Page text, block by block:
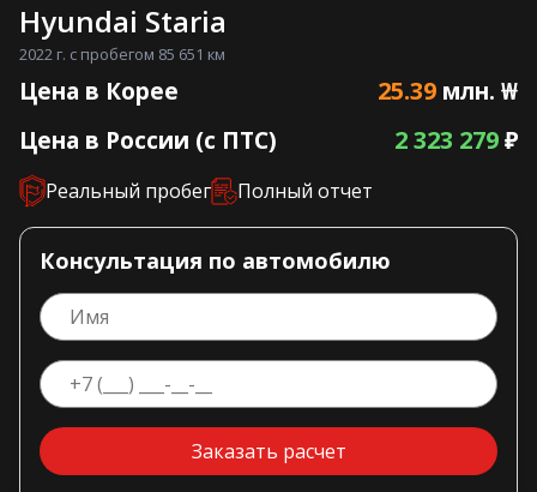
Hyundai Staria
2022 г. с пробегом 85 651 км
Цена в Корее 25.39 млн. ₩
Цена в России (с ПТС)
2 323 279₽
Реальный пробег Полный отчет
Консультация по автомобилю
Заказать расчет